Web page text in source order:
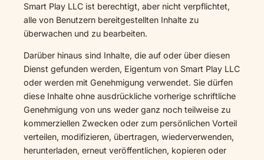
Smart Play LLC ist berechtigt, aber nicht verpflichtet,
alle von Benutzern bereitgestellten Inhalte zu
überwachen und zu bearbeiten.
Darüber hinaus sind Inhalte, die auf oder über diesen
Dienst gefunden werden, Eigentum von Smart Play LLC
oder werden mit Genehmigung verwendet. Sie dürfen
diese Inhalte ohne ausdrückliche vorherige schriftliche
Genehmigung von uns weder ganz noch teilweise zu
kommerziellen Zwecken oder zum persönlichen Vorteil
verteilen, modifizieren, übertragen, wiederverwenden,
herunterladen, erneut veröffentlichen, kopieren oder